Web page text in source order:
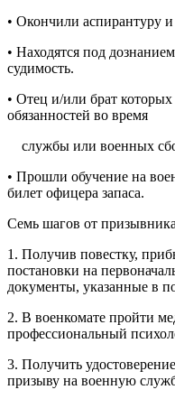
• Окончили аспирантуру
• Находятся под
судимость.
• Отец и/или брат
обязанностей во время
службы или военных
• Прошли обучение на
билет офицера запаса.
Семь шагов от
1. Получив повестку,
постановки на
документы, указанные в
2. В военкомате пройти
профессиональный
3. Получить
призыву на военную